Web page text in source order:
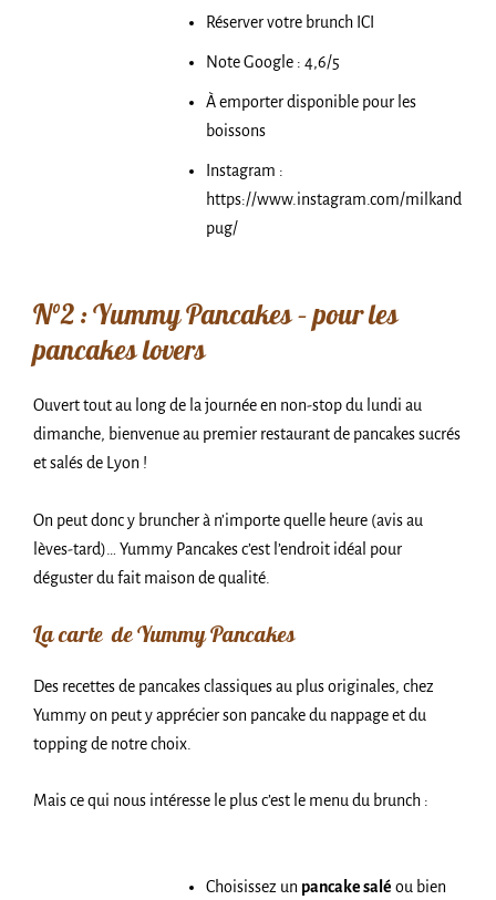
Réserver votre brunch ICI
Note Google : 4,6/5
À emporter disponible pour les
boissons
Instagram :
https://www.instagram.com/milkand
pug/
N°2 : Yummy Pancakes – pour les
pancakes lovers
Ouvert tout au long de la journée en non-stop du lundi au
dimanche, bienvenue au premier restaurant de pancakes sucrés
et salés de Lyon !
On peut donc y bruncher à n’importe quelle heure (avis au
lèves-tard)… Yummy Pancakes c’est l’endroit idéal pour
déguster du fait maison de qualité.
La carte de Yummy Pancakes
Des recettes de pancakes classiques au plus originales, chez
Yummy on peut y apprécier son pancake du nappage et du
topping de notre choix.
Mais ce qui nous intéresse le plus c’est le menu du brunch :
Choisissez un pancake salé ou bien